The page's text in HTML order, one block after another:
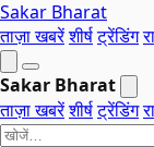
Sakar Bharat
ताज़ा खबरेंशीर्षट्रेंडिंग
Sakar Bharat
ताज़ा खबरेंशीर्षट्रेंडिंग